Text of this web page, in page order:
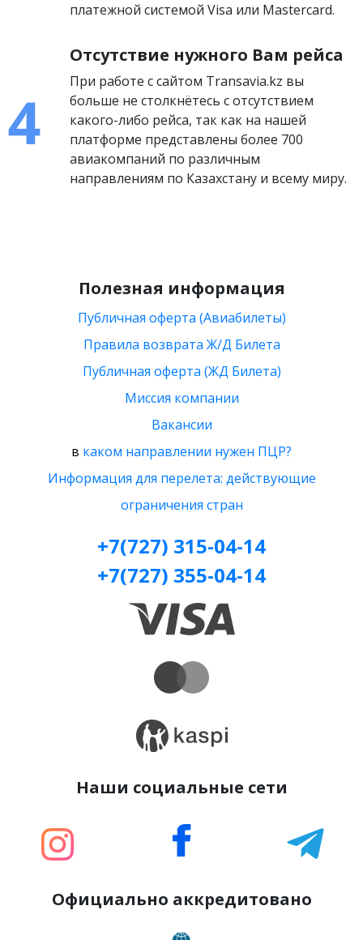
платежной системой Visa или Mastercard.
Отсутствие нужного Вам рейса
При работе с сайтом Transavia.kz вы
больше не столкнётесь с отсутствием
какого-либо рейса, так как на нашей
платформе представлены более 700
авиакомпаний по различным
направлениям по Казахстану и всему миру.
Полезная информация
Публичная оферта (Авиабилеты)
Правила возврата Ж/Д Билета
Публичная оферта (ЖД Билета)
Миссия компании
Вакансии
в каком направлении нужен ПЦР?
Информация для перелета: действующие
ограничения стран
+7(727) 315-04-14
+7(727) 355-04-14
Наши социальные сети
Официально аккредитовано